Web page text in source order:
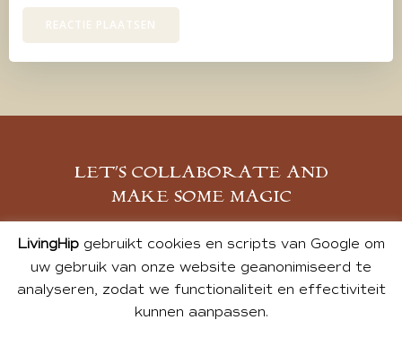
LET’S COLLABORATE AND
MAKE SOME MAGIC
MELD JE AAN
LivingHipgebruikt cookies en scripts van Google om
uw gebruik van onze website geanonimiseerd te
analyseren, zodat we functionaliteit en effectiviteit
kunnen aanpassen.